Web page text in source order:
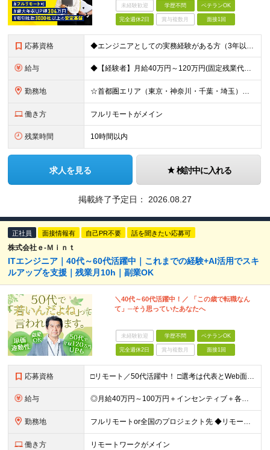
未経験歓迎 学歴不問 ベテランOK
完全週休2日 賞与複数月 面接1回
応募資格 ◆エンジニアとしての実務経験がある方（3年以上） └システムやアプリの設計・開発、インフラ設計・構築の経験のある方を想定 ◆マネジメント経験は不問 ◆学歴不問／ブランクOK 【こんな方も歓迎です！】
給与 ◆【経験者】月給40万円～120万円(固定残業代含む)+各種手当 ※月30時間（76,000円～）の固定残業代を含みます。 ※上記を超える時間外労働分は追加で支給。 ※6ヶ月の試用期間あり（条件に変動
勤務地 ☆首都圏エリア（東京・神奈川・千葉・埼玉）・名古屋・大阪・福岡を中心とした全国各地のプロジェクト先に参画いただきます。 ※希望をヒアリングした上で決定します ☆全国各地からフルリモートOK 【本社】
働き方 フルリモートがメイン
残業時間 10時間以内
求人を見る 検討中に入れる
掲載終了予定日： 2026.08.27
正社員 面接情報有 自己PR不要 話を聞きたい応募可
株式会社ｅ‐Ｍｉｎｔ
ITエンジニア｜40代～60代活躍中｜これまでの経験+AI活用でスキ
ルアップを支援｜残業月10h｜副業OK
＼40代～60代活躍中！／ 「この歳で転職なん
て」─そう思っていたあなたへ
未経験歓迎 学歴不問 ベテランOK
完全週休2日 賞与複数月 面接1回
応募資格 □リモート／50代活躍中！ □選考は代表とWeb面談1回のみ □カジュアル面談も大歓迎！ 【応募条件】 ◎ITエンジニアの開発の実務経験をお持ちの方 └言語・業界・ジャンル不問（インフラ案件も多数！
給与 ◎月給40万円～100万円＋インセンティブ＋各種手当 ・年収120万〜300万円UPの実績も！ ・平均年収UP率は1.1～1.3倍 ・案件単価100%公開 × 単価連動の給与制度 ・能力等を考慮の上
勤務地 フルリモートor全国のプロジェクト先 ◆リモート実施率80% ◆UIターン歓迎！転勤なし ※(変更の範囲)上記を除く当社関連勤務地 本社：東京都新宿区西新宿3-9-23 西新宿大和ビル3F ＼AI
働き方 リモートワークがメイン